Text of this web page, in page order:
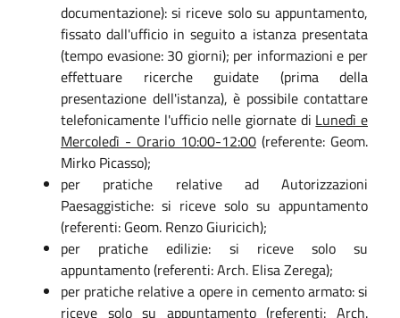
documentazione): si riceve solo su appuntamento,
fissato dall'ufficio in seguito a istanza presentata
(tempo evasione: 30 giorni); per informazioni e per
effettuare ricerche guidate (prima della
presentazione dell'istanza), è possibile contattare
telefonicamente l'ufficio nelle giornate di Lunedì e
Mercoledì - Orario 10:00-12:00 (referente: Geom.
Mirko Picasso);
per pratiche relative ad Autorizzazioni
Paesaggistiche: si riceve solo su appuntamento
(referenti: Geom. Renzo Giuricich);
per pratiche edilizie: si riceve solo su
appuntamento (referenti: Arch. Elisa Zerega);
per pratiche relative a opere in cemento armato: si
riceve solo su appuntamento (referenti: Arch.